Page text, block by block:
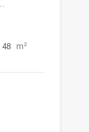
48 m²